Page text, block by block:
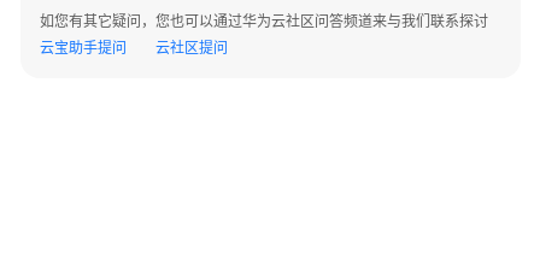
系
统
如您有其它疑问，您也可以通过华为云社区问答频道来与我们联系探讨
云宝助手提问
云社区提问